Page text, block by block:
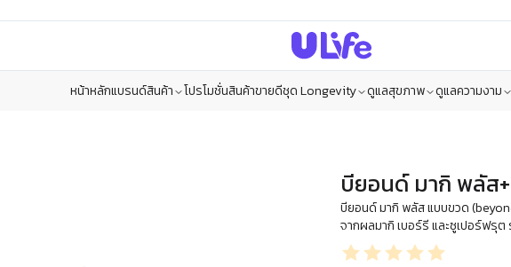
หน้าหลักแบรนด์สินค้า โปรโมชั่นสินค้าขายดีชุด Longevity ดูแลสุขภาพ ดูแลความงาม
บียอนด์ มากิ พลัส
บียอนด์ มากิ พลัส แบบขวด
จากผลมากิ เบอร์รี และซูเปอร์ฟรุต